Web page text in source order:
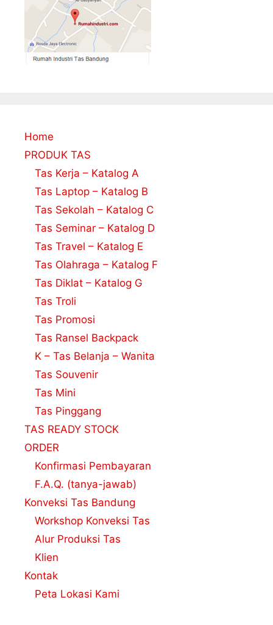
Home
PRODUK TAS
Tas Kerja – Katalog A
Tas Laptop – Katalog B
Tas Sekolah – Katalog C
Tas Seminar – Katalog D
Tas Travel – Katalog E
Tas Olahraga – Katalog F
Tas Diklat – Katalog G
Tas Troli
Tas Promosi
Tas Ransel Backpack
K – Tas Belanja – Wanita
Tas Souvenir
Tas Mini
Tas Pinggang
TAS READY STOCK
ORDER
Konfirmasi Pembayaran
F.A.Q. (tanya-jawab)
Konveksi Tas Bandung
Workshop Konveksi Tas
Alur Produksi Tas
Klien
Kontak
Peta Lokasi Kami